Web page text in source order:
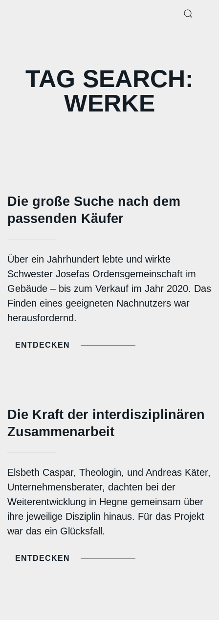
TAG SEARCH:
WERKE
Die große Suche nach dem
passenden Käufer
Über ein Jahrhundert lebte und wirkte
Schwester Josefas Ordensgemeinschaft im
Gebäude – bis zum Verkauf im Jahr 2020. Das
Finden eines geeigneten Nachnutzers war
herausfordernd.
ENTDECKEN
Die Kraft der interdisziplinären
Zusammenarbeit
Elsbeth Caspar, Theologin, und Andreas Käter,
Unternehmensberater, dachten bei der
Weiterentwicklung in Hegne gemeinsam über
ihre jeweilige Disziplin hinaus. Für das Projekt
war das ein Glücksfall.
ENTDECKEN